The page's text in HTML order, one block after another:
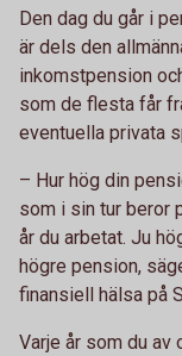
Den dag du går i
är dels den
inkomstpension
som de flesta får
eventuella privata
– Hur hög din
som i sin tur beror
år du arbetat. Ju
högre pension,
finansiell hälsa på
Varje år som du av